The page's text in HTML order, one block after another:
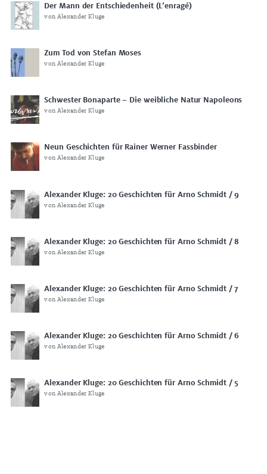
Der Mann der Entschiedenheit (L’enragé)
von Alexander Kluge
Zum Tod von Stefan Moses
von Alexander Kluge
Schwester Bonaparte – Die weibliche Natur Napoleons
von Alexander Kluge
Neun Geschichten für Rainer Werner Fassbinder
von Alexander Kluge
Alexander Kluge: 20 Geschichten für Arno Schmidt / 9
von Alexander Kluge
Alexander Kluge: 20 Geschichten für Arno Schmidt / 8
von Alexander Kluge
Alexander Kluge: 20 Geschichten für Arno Schmidt / 7
von Alexander Kluge
Alexander Kluge: 20 Geschichten für Arno Schmidt / 6
von Alexander Kluge
Alexander Kluge: 20 Geschichten für Arno Schmidt / 5
von Alexander Kluge